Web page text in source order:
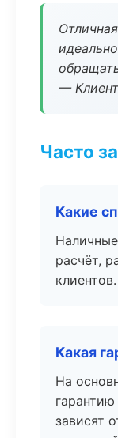
—
Часто
Какие
расчёт,
клиентов.
Какая
На
зависят